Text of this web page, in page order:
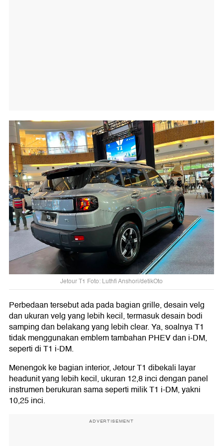
Jetour T1 Foto: Luthfi Anshori/detikOto
Perbedaan tersebut ada pada bagian grille, desain velg
dan ukuran velg yang lebih kecil, termasuk desain bodi
samping dan belakang yang lebih clear. Ya, soalnya T1
tidak menggunakan emblem tambahan PHEV dan i-DM,
seperti di T1 i-DM.
Menengok ke bagian interior, Jetour T1 dibekali layar
headunit yang lebih kecil, ukuran 12,8 inci dengan panel
instrumen berukuran sama seperti milik T1 i-DM, yakni
10,25 inci.
ADVERTISEMENT